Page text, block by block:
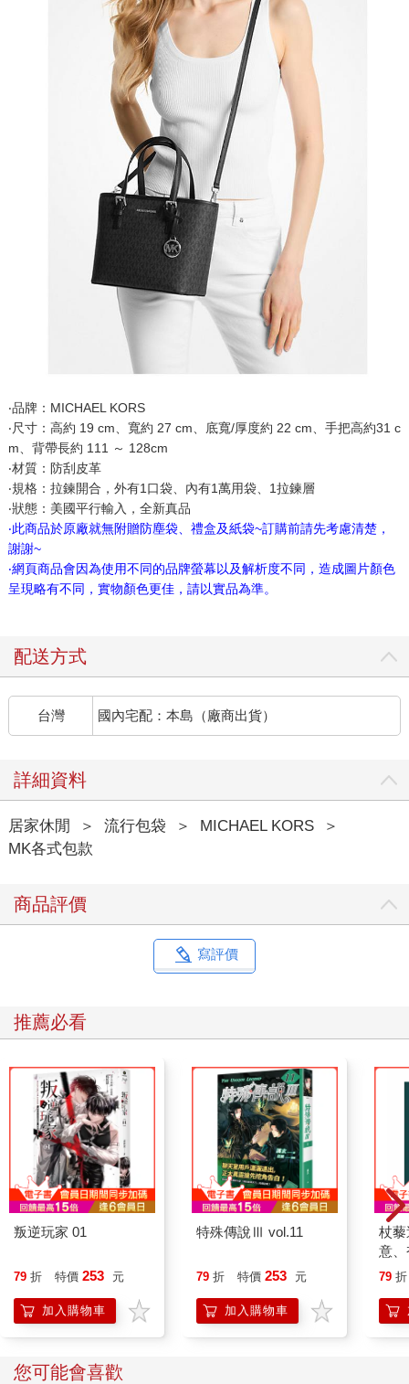
‧品牌：MICHAEL KORS
‧尺寸：高約 19 cm、寬約 27 cm、底寬/厚度約 22 cm、手把高約31 c
m、背帶長約 111 ～ 128cm
‧材質：防刮皮革
‧規格：拉鍊開合，外有1口袋、內有1萬用袋、1拉鍊層
‧狀態：美國平行輸入，全新真品
‧此商品於原廠就無附贈防塵袋、禮盒及紙袋~訂購前請先考慮清楚，
謝謝~
‧網頁商品會因為使用不同的品牌螢幕以及解析度不同，造成圖片顏色
呈現略有不同，實物顏色更佳，請以實品為準。
配送方式
台灣 國內宅配：本島（廠商出貨）
詳細資料
居家休閒 ＞ 流行包袋 ＞ MICHAEL KORS
＞
MK各式包款
商品評價
寫評價
推薦必看
叛逆玩家 01
79 折 特價 253 元
加入購物車
特殊傳說Ⅲ vol.11
79 折 特價 253 元
加入購物車
杖
意
恭
79 折
您可能會喜歡